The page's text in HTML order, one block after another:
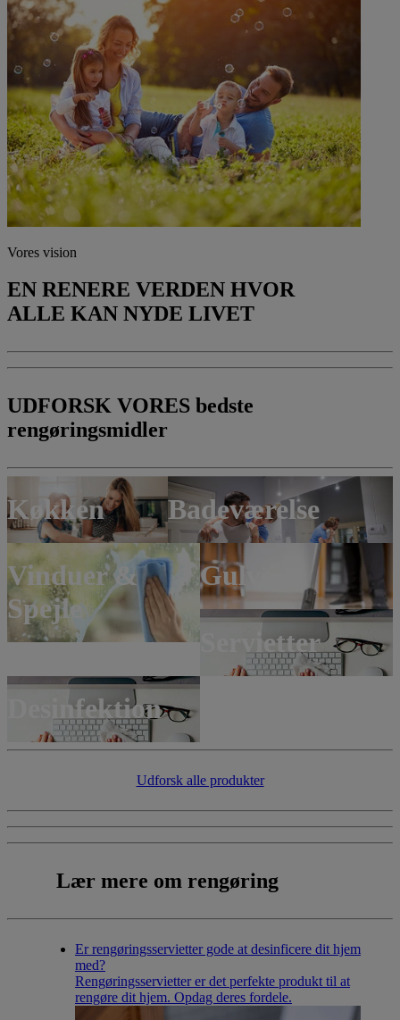
Vores vision
EN RENERE VERDEN HVOR
ALLE KAN NYDE LIVET
UDFORSK VORES bedste
rengøringsmidler
Køkken Badeværelse
Vinduer &
Spejle
Gulve
Servietter
Desinfektion
Udforsk alle produkter
Lær mere om rengøring
Er rengøringsservietter gode at desinficere dit hjem
med?
Rengøringsservietter er det perfekte produkt til at
rengøre dit hjem. Opdag deres fordele.